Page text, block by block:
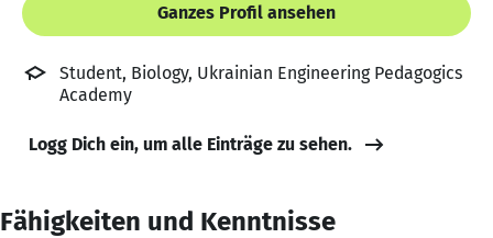
Ganzes Profil ansehen
Student, Biology, Ukrainian Engineering Pedagogics
Academy
Logg Dich ein, um alle Einträge zu sehen.
Fähigkeiten und Kenntnisse